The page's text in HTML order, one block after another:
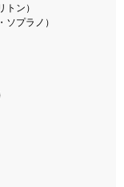
ン）
プラノ）